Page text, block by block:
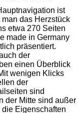
ist
das Herzstück
etwa 270 Seiten
made in Germany
präsentiert.
der
einen Überblick
wenigen Klicks
der
sind
der Mitte sind außer
Eigenschaften